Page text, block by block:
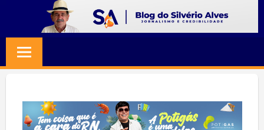
content
SILVERIO
ALVES
Jornalismo
Credibilidade